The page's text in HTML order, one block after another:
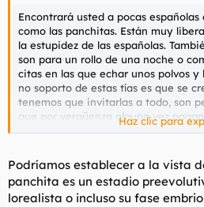
Encontrará usted a pocas
como las panchitas. Están muy
la estupidez de las españolas.
son para un rollo de una noche o
citas en las que echar unos polvos y
no soporto de estas tías es que se
tenemos que invitarlas a todo, son
que por vergüenza alguna vez
su escaso nivel cultural, llega a dar
superan largamente.
Haz clic para
Podríamos establecer a la vista
panchita es un estadio
lorealista o incluso su fase